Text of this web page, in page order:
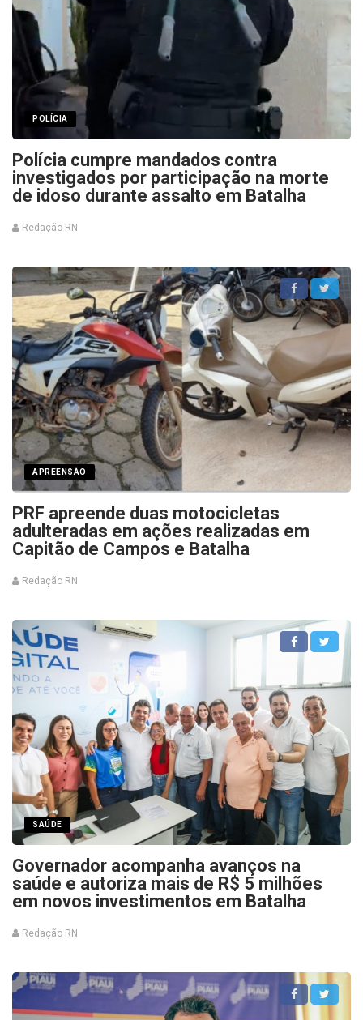
POLÍCIA
Polícia cumpre mandados contra
investigados por participação na morte
de idoso durante assalto em Batalha
Redação RN
APREENSÃO
PRF apreende duas motocicletas
adulteradas em ações realizadas em
Capitão de Campos e Batalha
Redação RN
SAÚDE
Governador acompanha avanços na
saúde e autoriza mais de R$ 5 milhões
em novos investimentos em Batalha
Redação RN